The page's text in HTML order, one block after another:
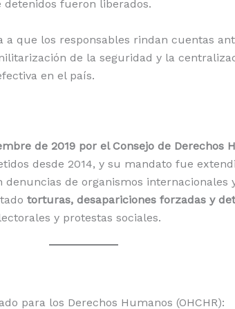
detenidos fueron liberados.
a que los responsables rindan cuentas
de la seguridad y la
en el país.
de 2019 por el Consejo de Derechos
desde 2014, y su mandato fue
de organismos internacionales
torturas, desapariciones forzadas y
y protestas sociales.
para los Derechos Humanos (OHCHR):